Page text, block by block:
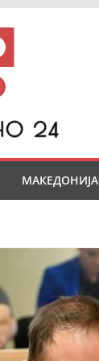
МАКЕДОНИЈА